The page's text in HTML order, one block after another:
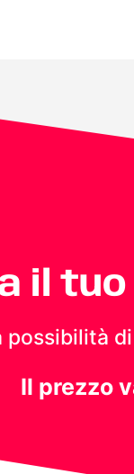
il
Il prezzo